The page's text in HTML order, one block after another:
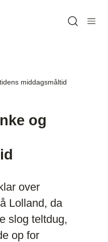
middagsmåltid
og
over
Lolland, da
slog teltdug,
op for